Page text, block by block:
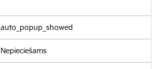
auto_popup_showed
Nepieciešams